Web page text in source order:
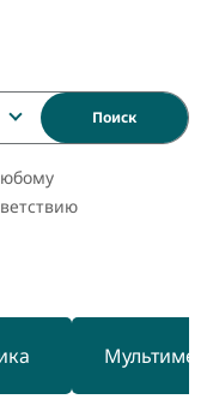
Поиск